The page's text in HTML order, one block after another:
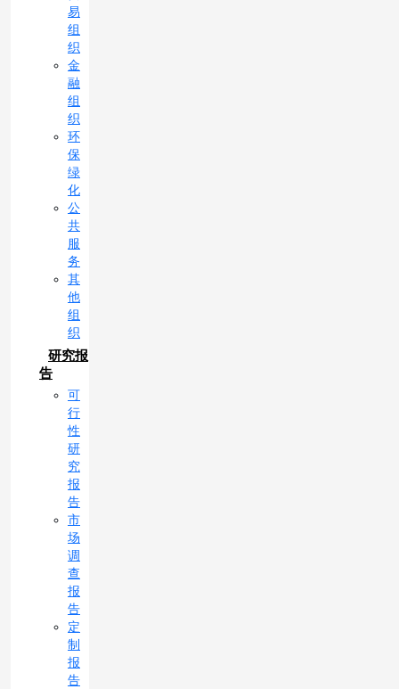
易
组
织
金
融
组
织
环
保
绿
化
公
共
服
务
其
他
组
织
研究报
告
可
行
性
研
究
报
告
市
场
调
查
报
告
定
制
报
告